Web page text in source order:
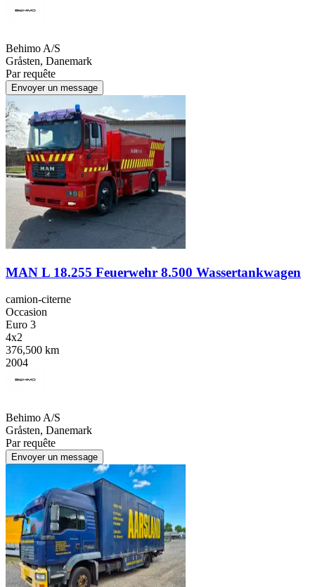
Behimo A/S
Gråsten, Danemark
Par requête
Envoyer un message
MAN L 18.255 Feuerwehr 8.500 Wassertankwagen
camion-citerne
Occasion
Euro 3
4x2
376,500 km
2004
Behimo A/S
Gråsten, Danemark
Par requête
Envoyer un message